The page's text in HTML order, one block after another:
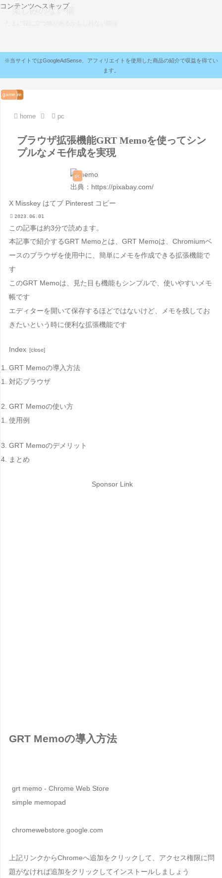
コンテンツへスキップ
楽しみのない猫
※当サイトではGoogleAdSense、アフィリエイトを使用した商品の紹介で収益を得てい
ます。
home pc
ブラウザ拡張機能GRT Memoを使ってシン
プルなメモ作成を実現
pc
出典：https://pixabay.com/
X Misskey はてブ Pinterest コピー
2023.06.01
この記事は約3分で読めます。
本記事で紹介するGRT Memoとは、GRT Memoは、Chromiumベ
ースのブラウザを使用中に、簡単にメモを作成できる拡張機能で
す
このGRT Memoは、見た目も機能もシンプルで、使いやすいメモ
帳です
エディターを開いて保存するほどではないけど、メモを残してお
きたいという時に便利な拡張機能です
Index
GRT Memoの導入方法
対応ブラウザ
GRT Memoの使い方
使用例
GRT Memoのデメリット
まとめ
Sponsor Link
GRT Memoの導入方法
grt memo - Chrome Web Store
simple memopad
chromewebstore.google.com
上記リンクからChromeへ追加をクリックして、アクセス権限に問
題がなければ追加をクリックしてインストールしましょう
pc
software
software
game
software
game